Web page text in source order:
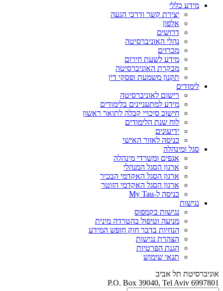
מידע כללי
יצירת קשר ודרכי הגעה
אלפון
דרושים
נהלי האוניברסיטה
מכרזים
מידע לשעת חירום
מבקרת האוניברסיטה
תקנון משמעת ופסקי דין
לימודים
רישום לאוניברסיטה
מידע למתעניינים בלימודים
חישוב סיכויי קבלה לתואר ראשון
לוח שנת הלימודים
ידיעונים
כניסה לאזור האישי
סגל ומינהלה
אגפים ומשרדי מינהלה
ארגון הסגל המנהלי
ארגון הסגל האקדמי הבכיר
ארגון הסגל האקדמי הזוטר
כניסה ל-My Tau
נגישות
נגישות בקמפוס
מניעה וטיפול בהטרדה מינית
הנחיות בדבר חוק חופש המידע
הצהרת נגישות
הגנת הפרטיות
תנאי שימוש
אוניברסיטת תל אביב
P.O. Box 39040, Tel Aviv 6997801